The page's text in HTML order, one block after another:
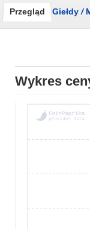
Przegląd Giełdy /
Wykres